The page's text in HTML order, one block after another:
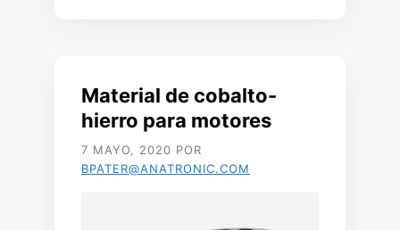
Material de cobalto-
hierro para motores
7 MAYO, 2020 POR
BPATER@ANATRONIC.COM